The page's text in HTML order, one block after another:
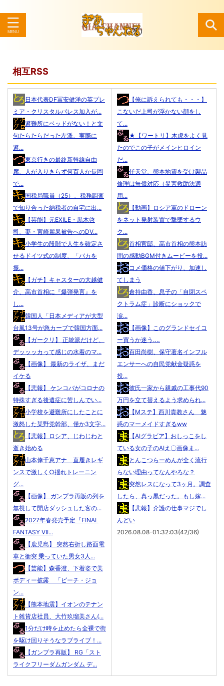
検索
相互RSS
日本代表DF冨安健洋の英プレ
ミア・クリスタルパレス加入が...
避難所にベッドがない！と文
句たらたらだった左派、実際に
避...
東京行きの最終新幹線自由
席、人が入りきらず何百人か長岡
で...
国税局職員（25）、税務調査
で知り合った納税者の自宅に出...
【芸能】元EXILE・黒木啓
司、妻・宮崎麗果被告へのDV...
小学生の段階で人生を確定さ
せるドイツ式の制度、「バカを
振...
【ガチ】キャスターの大越健
介、高市首相に『爆弾発言』を
し...
韓国人「日本メディアが大型
台風13号が急カーブで韓国方面...
【ガークリ】 正統派だけど、
デッッッカって感じの水着のマ...
【画像】 最新のライザ、まだ
イケる
【悲報】 ケンコバがコロナの
特殊すぎる後遺症に苦しんでい...
小学校を避難所にしたことに
激怒した某野党幹部、僅か3文字...
【悲報】ロシア、じわじわと
逝き始める
山本倖千恵アナ 直履きレギ
ンスで激しく○揺れトレーニン
グ...
【画像】 ガンプラ再販の列を
無視して開店ダッシュした客の...
2027年春発売予定『FINAL
FANTASY VII...
【鹿児島】 突然右折し路面電
車と衝突 乗っていた男女3人...
【芸能】森香澄、下着姿で美
ボディー披露 「ピーチ・ジョ
ン...
【熊本地震】イオンのテナン
ト雑貨店社員、大竹玖瑠美さん(...
1分だけ時を止めたら全裸で街
を駆け回りそうなラブライブ！...
【ガンプラ再販】 RG「スト
ライクフリーダムガンダム デ...
【俺に訴えられても・・・】
こないだ上司が浮かない顔をし
て...
★【ワートリ】木虎をよく見
たのでこの子がメインヒロイン
だ...
任天堂、熊本地震を受け製品
修理は無償対応（災害救助法適
用...
【動画】ロシア軍のドローン
をネット発射装置で撃墜するウ
ク...
首相官邸、高市首相の熊本訪
問の感動BGM付きムービーを投...
コメ価格の値下がり、加速し
てしまう
倉持由香、息子の「自閉スペ
クトラム症」診断にショックで
涙...
【画像】このグランドセイコ
ー買うか迷う‥‥
百田尚樹、保守著名インフル
エンサーへの自民党献金疑惑を
投...
彼氏一家から親戚の工事代90
万円を立て替えるよう求められ...
【Mステ】西川貴教さん 魅
惑のマーメイドすぎるww
【AIグラビア】おしっこをし
ている女の子のAIえ〇画像ま...
とんこつらーめんが全く流行
らない理由ってなんやろな？
突然レスになって3ヶ月。調査
したら、真っ黒だった。もし嫁...
【悲報】介護の仕事マジでし
んどい
2026.08.08-01:32:03(42/36)